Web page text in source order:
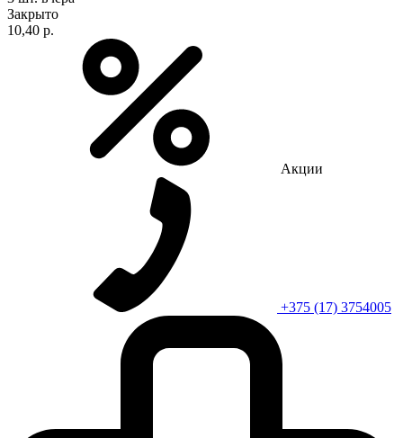
Закрыто
10,40 р.
Акции
+375 (17) 3754005